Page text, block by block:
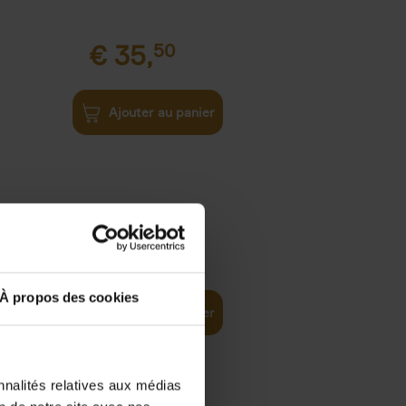
À propos des cookies
relatives aux médias
€ 35,50
Ajouter au panier
37,50
Ajouter au panier